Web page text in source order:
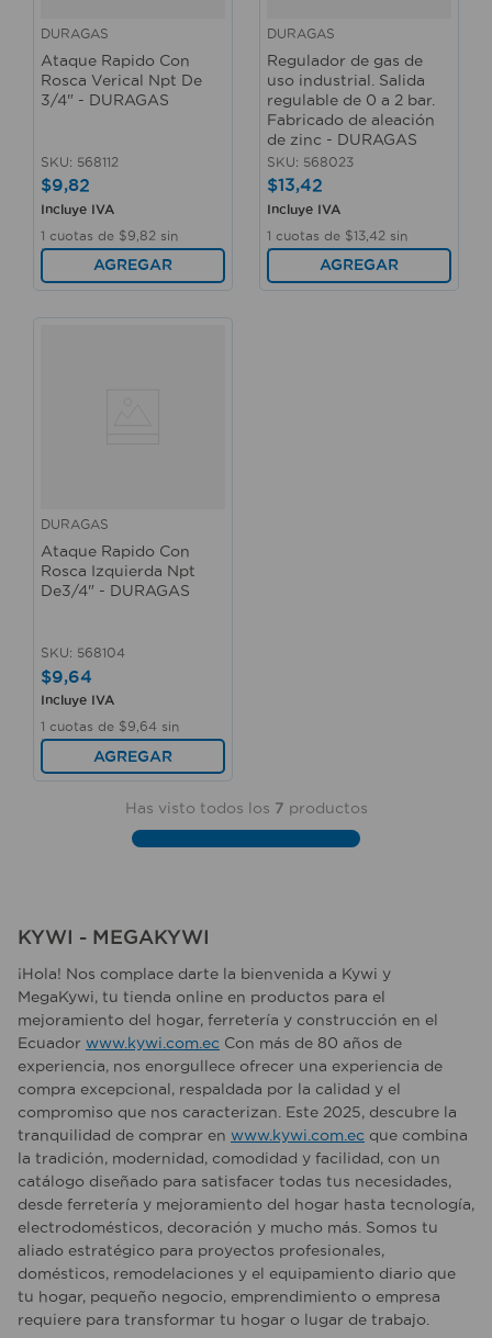
DURAGAS
Ataque Rapido Con
Rosca Verical Npt De
3/4" - DURAGAS
SKU: 568112
$9,82
Incluye IVA
1 cuotas de $9 82 sin
interés
AGREGAR
DURAGAS
Regulador de gas de
uso industrial. Salida
regulable de 0 a 2 bar.
Fabricado de aleación
de zinc - DURAGAS
SKU: 568023
$13,42
Incluye IVA
1 cuotas de $13 42 sin
interés
AGREGAR
DURAGAS
Ataque Rapido Con
Rosca Izquierda Npt
De3/4" - DURAGAS
SKU: 568104
$9,64
Incluye IVA
1 cuotas de $9 64 sin
interés
AGREGAR
Has visto todos los 7 productos
KYWI - MEGAKYWI
¡Hola! Nos complace darte la bienvenida a Kywi y
MegaKywi, tu tienda online en productos para el
mejoramiento del hogar, ferretería y construcción en el
Ecuador www.kywi.com.ec Con más de 80 años de
experiencia, nos enorgullece ofrecer una experiencia de
compra excepcional, respaldada por la calidad y el
compromiso que nos caracterizan. Este 2025, descubre la
tranquilidad de comprar en www.kywi.com.ec que combina
la tradición, modernidad, comodidad y facilidad, con un
catálogo diseñado para satisfacer todas tus necesidades,
desde ferretería y mejoramiento del hogar hasta tecnología,
electrodomésticos, decoración y mucho más. Somos tu
aliado estratégico para proyectos profesionales,
domésticos, remodelaciones y el equipamiento diario que
tu hogar, pequeño negocio, emprendimiento o empresa
requiere para transformar tu hogar o lugar de trabajo.